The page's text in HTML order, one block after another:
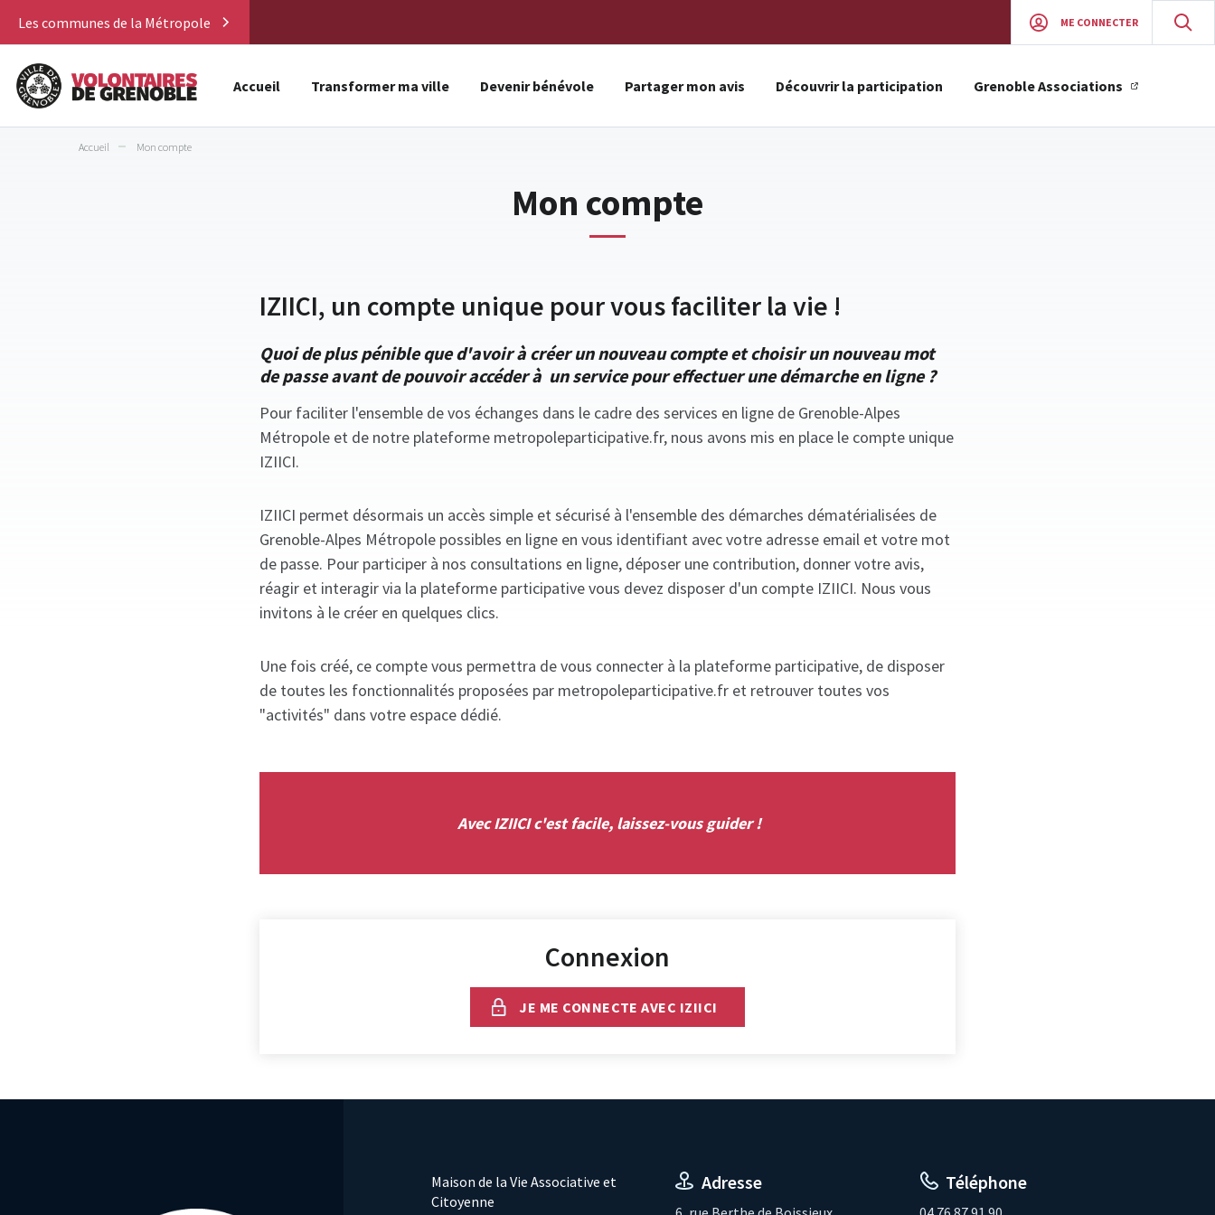
Les communes de la Métropole
ME CONNECTER
Accueil Transformer ma ville Devenir bénévole Partager mon avis Découvrir la participation Grenoble Associations
Accueil Mon compte
Mon compte
IZIICI, un compte unique pour vous faciliter la vie !
Quoi de plus pénible que d'avoir à créer un nouveau compte et choisir un nouveau mot
de passe avant de pouvoir accéder à un service pour effectuer une démarche en ligne ?
Pour faciliter l'ensemble de vos échanges dans le cadre des services en ligne de Grenoble-Alpes
Métropole et de notre plateforme metropoleparticipative.fr, nous avons mis en place le compte unique
IZIICI.
IZIICI permet désormais un accès simple et sécurisé à l'ensemble des démarches dématérialisées de
Grenoble-Alpes Métropole possibles en ligne en vous identifiant avec votre adresse email et votre mot
de passe. Pour participer à nos consultations en ligne, déposer une contribution, donner votre avis,
réagir et interagir via la plateforme participative vous devez disposer d'un compte IZIICI. Nous vous
invitons à le créer en quelques clics.
Une fois créé, ce compte vous permettra de vous connecter à la plateforme participative, de disposer
de toutes les fonctionnalités proposées par metropoleparticipative.fr et retrouver toutes vos
"activités" dans votre espace dédié.
Avec IZIICI c'est facile, laissez-vous guider !
Connexion
JE ME CONNECTE AVEC IZIICI
Maison de la Vie Associative et
Citoyenne
Adresse Téléphone